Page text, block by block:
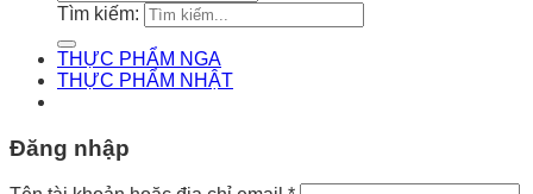
Tìm kiếm:
THỰC PHẨM NGA
THỰC PHẨM NHẬT
Đăng nhập